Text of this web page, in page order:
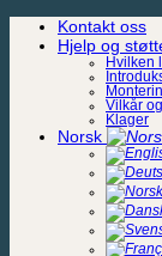
Skip
Kontakt oss
Hjelp og
Hvilken
Vilkår
Klager
Norsk